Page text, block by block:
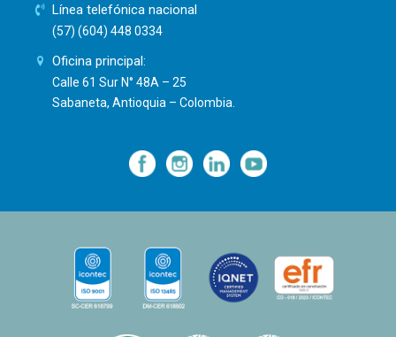
Línea telefónica nacional
(57) (604) 448 0334
Oficina principal:
Calle 61 Sur N° 48A – 25
Sabaneta, Antioquia – Colombia.
— — —